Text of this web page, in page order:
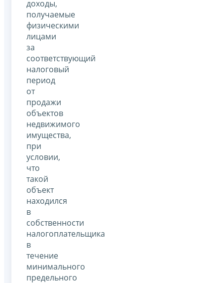
доходы,
получаемые
физическими
лицами
за
соответствующий
налоговый
период
от
продажи
объектов
недвижимого
имущества,
при
условии,
что
такой
объект
находился
в
собственности
налогоплательщика
в
течение
минимального
предельного